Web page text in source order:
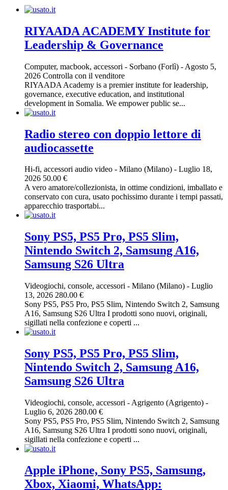
RIYAADA ACADEMY Institute for
Leadership & Governance
Computer, macbook, accessori - Sorbano (Forlì) - Agosto 5,
2026 Controlla con il venditore
RIYAADA Academy is a premier institute for leadership,
governance, executive education, and institutional
development in Somalia. We empower public se...
Radio stereo con doppio lettore di
audiocassette
Hi-fi, accessori audio video - Milano (Milano) - Luglio 18,
2026 50.00 €
A vero amatore/collezionista, in ottime condizioni, imballato e
conservato con cura, usato pochissimo durante i tempi passati,
apparecchio trasportabi...
Sony PS5, PS5 Pro, PS5 Slim,
Nintendo Switch 2, Samsung A16,
Samsung S26 Ultra
Videogiochi, console, accessori - Milano (Milano) - Luglio
13, 2026 280.00 €
Sony PS5, PS5 Pro, PS5 Slim, Nintendo Switch 2, Samsung
A16, Samsung S26 Ultra I prodotti sono nuovi, originali,
sigillati nella confezione e coperti ...
Sony PS5, PS5 Pro, PS5 Slim,
Nintendo Switch 2, Samsung A16,
Samsung S26 Ultra
Videogiochi, console, accessori - Agrigento (Agrigento) -
Luglio 6, 2026 280.00 €
Sony PS5, PS5 Pro, PS5 Slim, Nintendo Switch 2, Samsung
A16, Samsung S26 Ultra I prodotti sono nuovi, originali,
sigillati nella confezione e coperti ...
Apple iPhone, Sony PS5, Samsung,
Xbox, Xiaomi, WhatsApp: